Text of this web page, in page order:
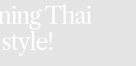
Thai
style!